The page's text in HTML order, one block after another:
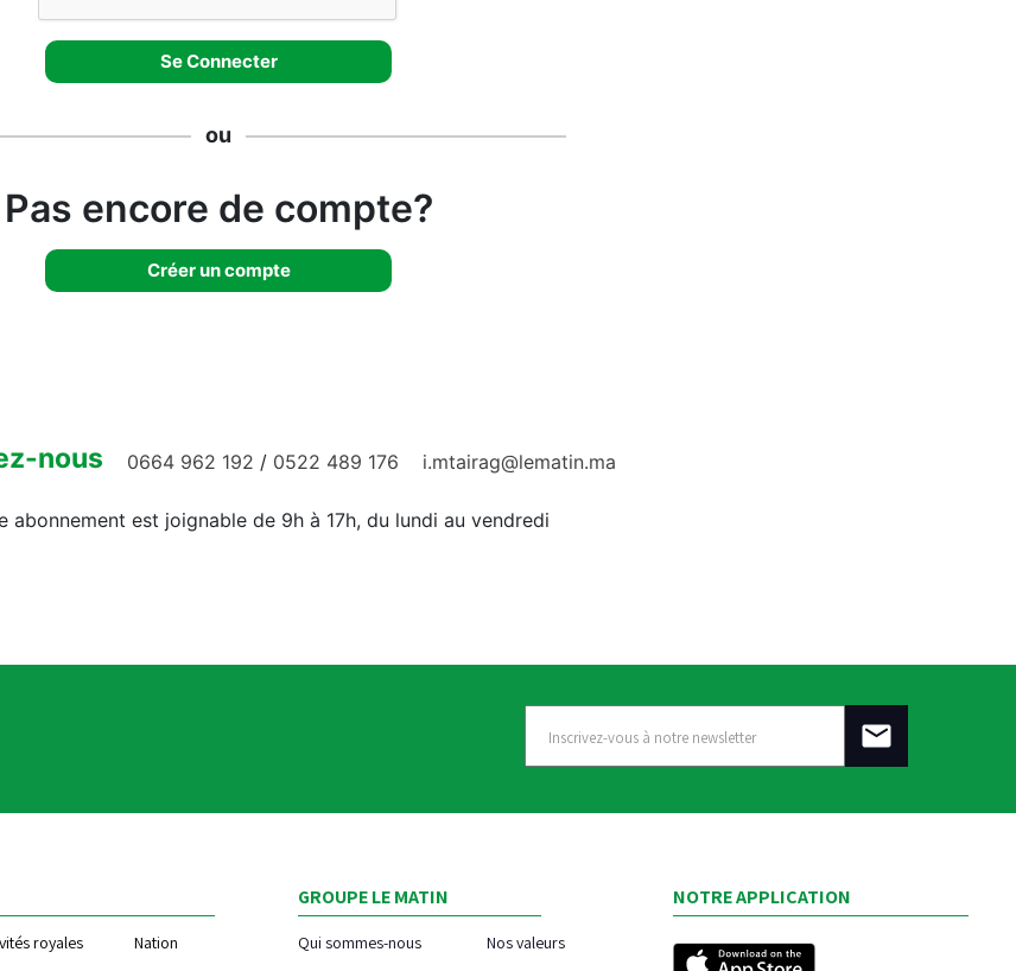
ou
Pas encore de compte?
Créer un compte
nous 0664 962 192 / 0522 489 176 i.mtairag@lematin.ma
abonnement est joignable de 9h à 17h, du lundi au vendredi
royales
Nation
GROUPE LE MATIN
Qui sommes-nous Nos valeurs
NOTRE APPLICATION